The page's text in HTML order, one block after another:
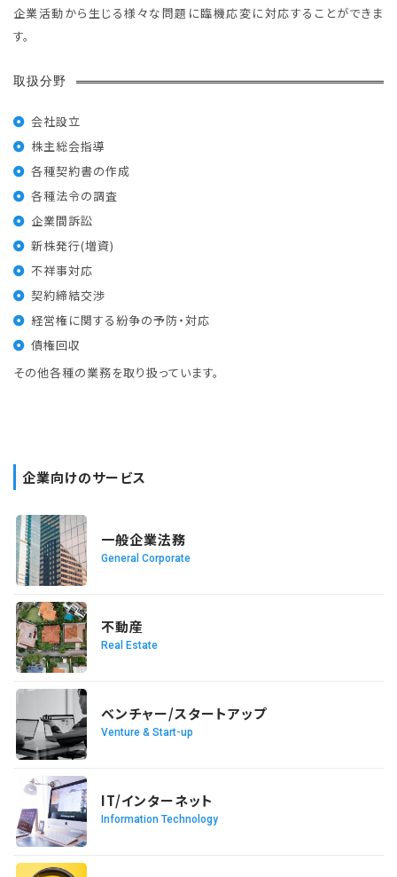
企業活動から生じる様々な問題に臨機応変に対応することができま
す。
取扱分野
会社設立
株主総会指導
各種契約書の作成
各種法令の調査
企業間訴訟
新株発行(増資)
不祥事対応
契約締結交渉
経営権に関する紛争の予防・対応
債権回収
その他各種の業務を取り扱っています。
企業向けのサービス
一般企業法務
General Corporate
不動産
Real Estate
ベンチャー/スタートアップ
Venture & Start-up
IT/インターネット
Information Technology